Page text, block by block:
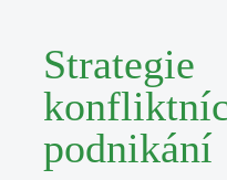
podnikání